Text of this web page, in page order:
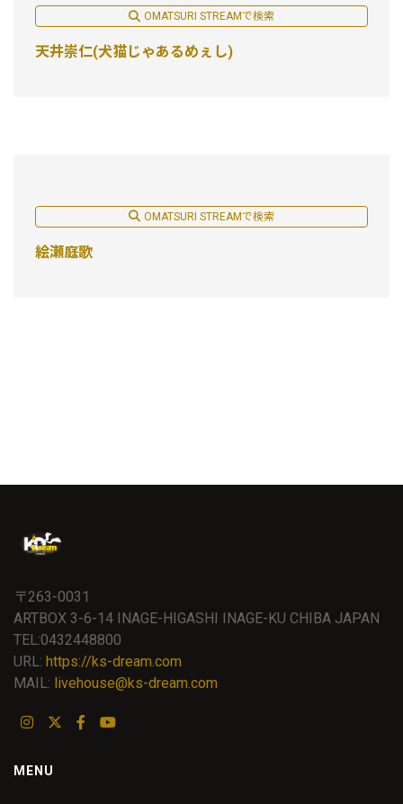
OMATSURI STREAMで検索
天井崇仁(犬猫じゃあるめぇし)
OMATSURI STREAMで検索
絵瀬庭歌
〒263-0031
ARTBOX 3-6-14 INAGE-HIGASHI INAGE-KU CHIBA JAPAN
TEL:0432448800
URL: https://ks-dream.com
MAIL: livehouse@ks-dream.com
MENU